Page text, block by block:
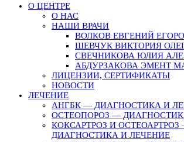
О ЦЕНТРЕ
О НАС
НАШИ ВРАЧИ
ВОЛКОВ ЕВГЕНИЙ
ШЕВЧУК ВИКТОРИЯ
СВЕЧНИКОВА ЮЛИЯ
АБДУРЗАКОВА ЭМЕНТ
ЛИЦЕНЗИИ, СЕРТИФИКАТЫ
НОВОСТИ
ЛЕЧЕНИЕ
АНГБК — ДИАГНОСТИКА И
ОСТЕОПОРОЗ —
КОКСАРТРОЗ И ОСТЕОАРТРОЗ
ДИАГНОСТИКА И ЛЕЧЕНИЕ